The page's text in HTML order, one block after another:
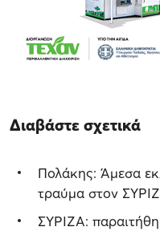
Διαβάστε σχετικά
Πολάκης: Άμεσα
τραύμα στον
ΣΥΡΙΖΑ: